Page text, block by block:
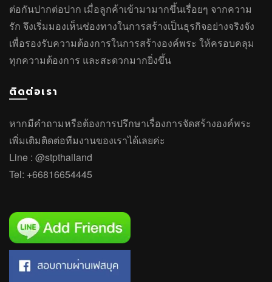
ต่อกันปากต่อปาก เมื่อลูกค้าเข้ามามากขึ้นเรื่อยๆ จากความ
รัก จึงเริ่มมองเห็นช่องทางในการสร้างเป็นธุรกิจอย่างจริงจัง
เพื่อรองรับความต้องการในการสร้างองค์พระ ให้ครอบคลุม
ทุกความต้องการ และสะดวกมากยิ่งขึ้น
ติดต่อเรา
หากมีคำถามหรือต้องการปรึกษาเรื่องการจัดสร้างองค์พระ
เพิ่มเติมติดต่อทีมงานของเราได้เลยค่ะ
Line : @stpthailand
Tel: +66816654445